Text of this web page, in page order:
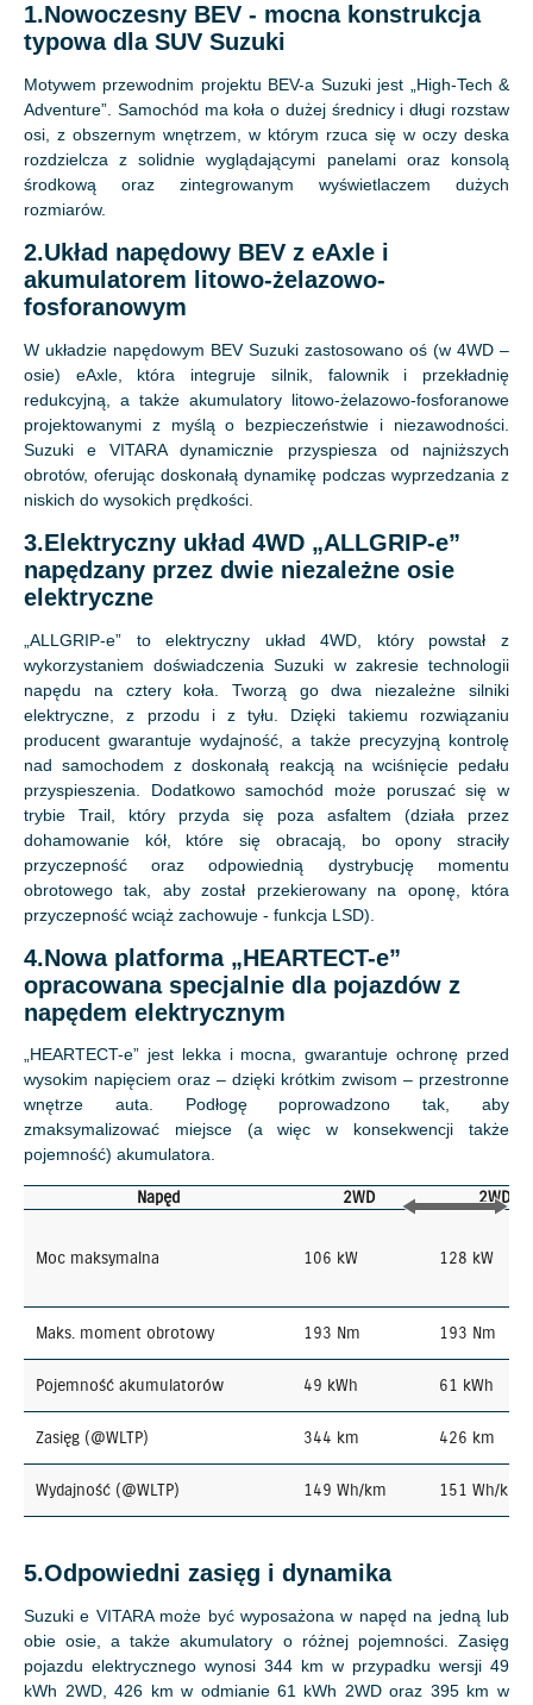
1.Nowoczesny BEV - mocna konstrukcja
typowa dla SUV Suzuki
Motywem przewodnim projektu BEV-a Suzuki jest „High-Tech &
Adventure”. Samochód ma koła o dużej średnicy i długi rozstaw
osi, z obszernym wnętrzem, w którym rzuca się w oczy deska
rozdzielcza z solidnie wyglądającymi panelami oraz konsolą
środkową oraz zintegrowanym wyświetlaczem dużych
rozmiarów.
2.Układ napędowy BEV z eAxle i
akumulatorem litowo-żelazowo-
fosforanowym
W układzie napędowym BEV Suzuki zastosowano oś (w 4WD –
osie) eAxle, która integruje silnik, falownik i przekładnię
redukcyjną, a także akumulatory litowo-żelazowo-fosforanowe
projektowanymi z myślą o bezpieczeństwie i niezawodności.
Suzuki e VITARA dynamicznie przyspiesza od najniższych
obrotów, oferując doskonałą dynamikę podczas wyprzedzania z
niskich do wysokich prędkości.
3.Elektryczny układ 4WD „ALLGRIP-e”
napędzany przez dwie niezależne osie
elektryczne
„ALLGRIP-e” to elektryczny układ 4WD, który powstał z
wykorzystaniem doświadczenia Suzuki w zakresie technologii
napędu na cztery koła. Tworzą go dwa niezależne silniki
elektryczne, z przodu i z tyłu. Dzięki takiemu rozwiązaniu
producent gwarantuje wydajność, a także precyzyjną kontrolę
nad samochodem z doskonałą reakcją na wciśnięcie pedału
przyspieszenia. Dodatkowo samochód może poruszać się w
trybie Trail, który przyda się poza asfaltem (działa przez
dohamowanie kół, które się obracają, bo opony straciły
przyczepność oraz odpowiednią dystrybucję momentu
obrotowego tak, aby został przekierowany na oponę, która
przyczepność wciąż zachowuje - funkcja LSD).
4.Nowa platforma „HEARTECT-e”
opracowana specjalnie dla pojazdów z
napędem elektrycznym
„HEARTECT-e” jest lekka i mocna, gwarantuje ochronę przed
wysokim napięciem oraz – dzięki krótkim zwisom – przestronne
wnętrze auta. Podłogę poprowadzono tak, aby
zmaksymalizować miejsce (a więc w konsekwencji także
pojemność) akumulatora.
Napęd 2WD 2WD
Moc maksymalna 106 kW 128 kW
Maks. moment obrotowy 193 Nm 193 Nm
Pojemność akumulatorów 49 kWh 61 kWh
Zasięg (@WLTP) 344 km 426 km
Wydajność (@WLTP) 149 Wh/km 151 Wh/km
5.Odpowiedni zasięg i dynamika
Suzuki e VITARA może być wyposażona w napęd na jedną lub
obie osie, a także akumulatory o różnej pojemności. Zasięg
pojazdu elektrycznego wynosi 344 km w przypadku wersji 49
kWh 2WD, 426 km w odmianie 61 kWh 2WD oraz 395 km w